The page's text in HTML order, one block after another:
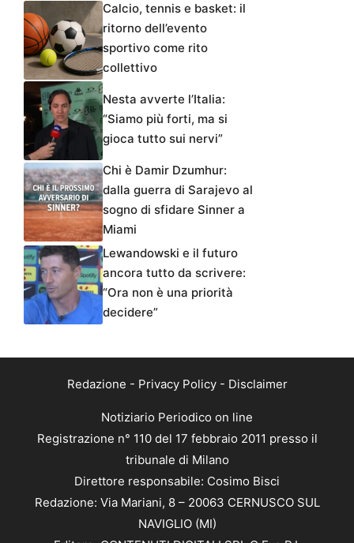
Calcio, tennis e basket: il
ritorno dell’evento
sportivo come rito
collettivo
Nesta avverte l’Italia:
“Siamo più forti, ma si
gioca tutto sui nervi”
Chi è Damir Dzumhur:
dalla guerra di Sarajevo al
sogno di sfidare Sinner a
Miami
Lewandowski e il futuro
ancora tutto da scrivere:
“Ora non è una priorità
decidere”
Redazione - Privacy Policy- Disclaimer
Notiziario Periodico on line
Registrazione n° 110 del 17 febbraio 2011 presso il
tribunale di Milano
Direttore responsabile: Cosimo Bisci
Redazione: Via Mariani, 8 – 20063 CERNUSCO SUL
NAVIGLIO (MI)